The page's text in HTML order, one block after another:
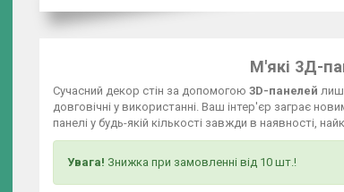
М'які 3Д-
Сучасний декор стін за допомогою 3D-панелей
довговічні у використанні. Ваш інтер'єр заграє
панелі у будь-якій кількості завжди в наявності,
Увага! Знижка при замовленні від 10 шт.!